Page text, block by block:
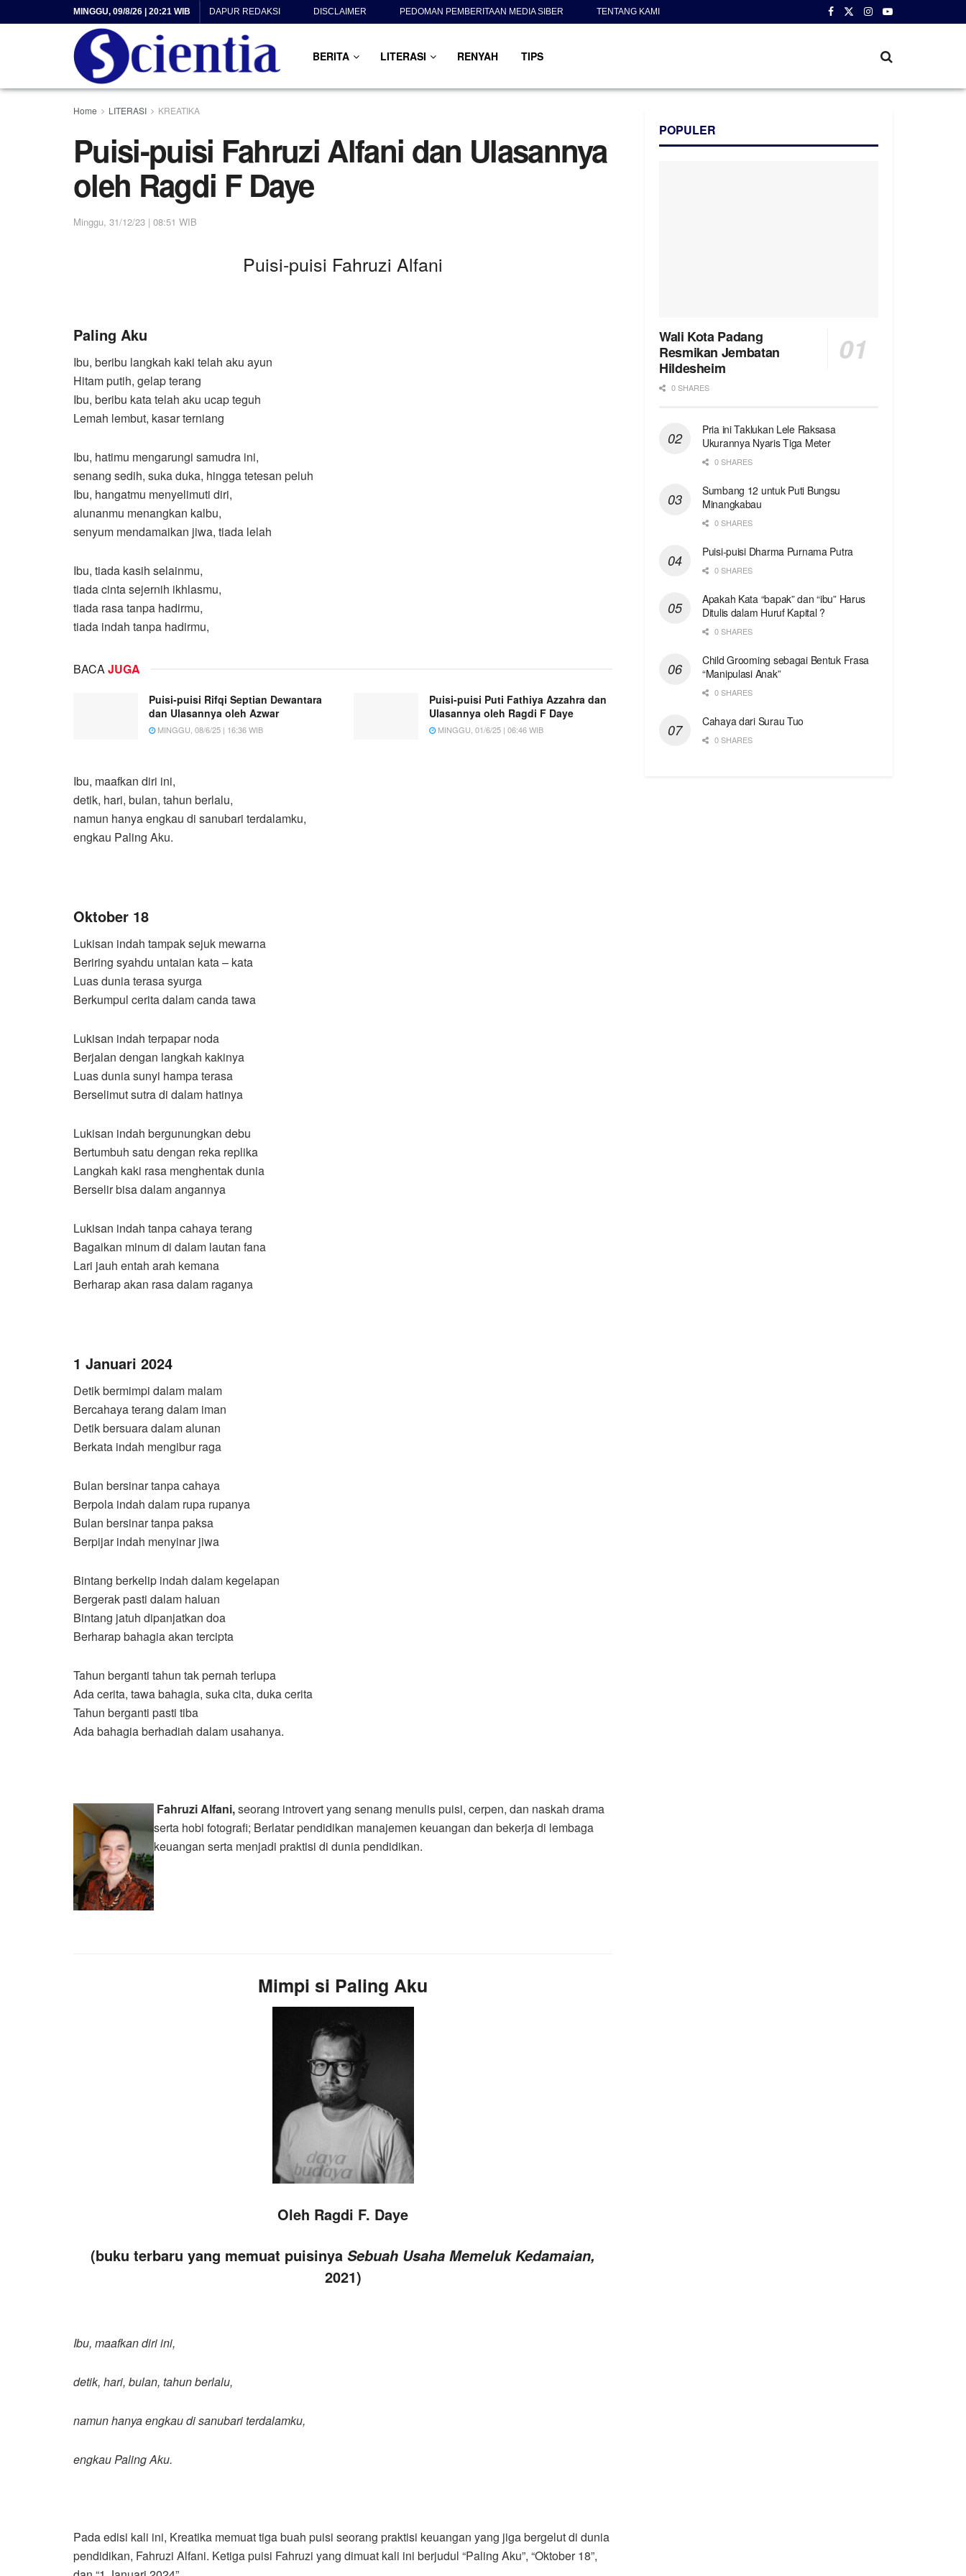
MINGGU, 09/8/26 | 20:21 WIB DAPUR REDAKSI DISCLAIMER PEDOMAN PEMBERITAAN MEDIA SIBER TENTANG KAMI
BERITA LITERASI RENYAH TIPS
Home LITERASI KREATIKA
Puisi-puisi Fahruzi Alfani dan Ulasannya
oleh Ragdi F Daye
Minggu, 31/12/23 | 08:51 WIB
Puisi-puisi Fahruzi Alfani
Paling Aku
Ibu, beribu langkah kaki telah aku ayun
Hitam putih, gelap terang
Ibu, beribu kata telah aku ucap teguh
Lemah lembut, kasar terniang
Ibu, hatimu mengarungi samudra ini,
senang sedih, suka duka, hingga tetesan peluh
Ibu, hangatmu menyelimuti diri,
alunanmu menangkan kalbu,
senyum mendamaikan jiwa, tiada lelah
Ibu, tiada kasih selainmu,
tiada cinta sejernih ikhlasmu,
tiada rasa tanpa hadirmu,
tiada indah tanpa hadirmu,
BACAJUGA
Puisi-puisi Rifqi Septian Dewantara
dan Ulasannya oleh Azwar
MINGGU, 08/6/25 | 16:36 WIB
Puisi-puisi Puti Fathiya Azzahra dan
Ulasannya oleh Ragdi F Daye
MINGGU, 01/6/25 | 06:46 WIB
Ibu, maafkan diri ini,
detik, hari, bulan, tahun berlalu,
namun hanya engkau di sanubari terdalamku,
engkau Paling Aku.
Oktober 18
Lukisan indah tampak sejuk mewarna
Beriring syahdu untaian kata – kata
Luas dunia terasa syurga
Berkumpul cerita dalam canda tawa
Lukisan indah terpapar noda
Berjalan dengan langkah kakinya
Luas dunia sunyi hampa terasa
Berselimut sutra di dalam hatinya
Lukisan indah bergunungkan debu
Bertumbuh satu dengan reka replika
Langkah kaki rasa menghentak dunia
Berselir bisa dalam angannya
Lukisan indah tanpa cahaya terang
Bagaikan minum di dalam lautan fana
Lari jauh entah arah kemana
Berharap akan rasa dalam raganya
1 Januari 2024
Detik bermimpi dalam malam
Bercahaya terang dalam iman
Detik bersuara dalam alunan
Berkata indah mengibur raga
Bulan bersinar tanpa cahaya
Berpola indah dalam rupa rupanya
Bulan bersinar tanpa paksa
Berpijar indah menyinar jiwa
Bintang berkelip indah dalam kegelapan
Bergerak pasti dalam haluan
Bintang jatuh dipanjatkan doa
Berharap bahagia akan tercipta
Tahun berganti tahun tak pernah terlupa
Ada cerita, tawa bahagia, suka cita, duka cerita
Tahun berganti pasti tiba
Ada bahagia berhadiah dalam usahanya.
Fahruzi Alfani,seorang introvert yang senang menulis puisi, cerpen, dan naskah drama
serta hobi fotografi; Berlatar pendidikan manajemen keuangan dan bekerja di lembaga
keuangan serta menjadi praktisi di dunia pendidikan.
Mimpi si Paling Aku
Oleh Ragdi F. Daye
(buku terbaru yang memuat puisinya Sebuah Usaha Memeluk Kedamaian,
2021)
Ibu, maafkan diri ini,
detik, hari, bulan, tahun berlalu,
namun hanya engkau di sanubari terdalamku,
engkau Paling Aku.
Pada edisi kali ini, Kreatika memuat tiga buah puisi seorang praktisi keuangan yang jiga bergelut di dunia
pendidikan, Fahruzi Alfani. Ketiga puisi Fahruzi yang dimuat kali ini berjudul “Paling Aku”, “Oktober 18”,
POPULER
Wali Kota Padang
Resmikan Jembatan
Hildesheim
0 SHARES
Pria ini Taklukan Lele Raksasa
Ukurannya Nyaris Tiga Meter
0 SHARES
Sumbang 12 untuk Puti Bungsu
Minangkabau
0 SHARES
Puisi-puisi Dharma Purnama Putra
0 SHARES
Apakah Kata “bapak” dan “ibu” Harus
Ditulis dalam Huruf Kapital ?
0 SHARES
Child Grooming sebagai Bentuk Frasa
“Manipulasi Anak”
0 SHARES
Cahaya dari Surau Tuo
0 SHARES